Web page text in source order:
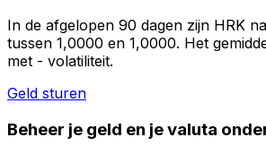
In de afgelopen 90 dagen zijn HRK
tussen 1,0000 en 1,0000. Het
met - volatiliteit.
Geld sturen
Beheer je geld en je valuta